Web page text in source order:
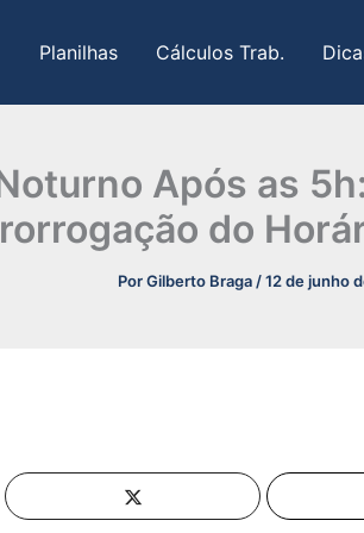
Planilhas Cálculos Trab.
Após as
do
PorGilberto Braga /12 de junho